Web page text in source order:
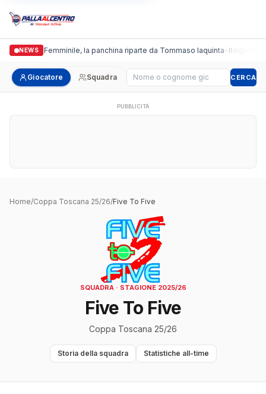
NEWS
Cus Pisa Femminile, la panchina riparte da Tommaso Iaquinta• Italgronda
Giocatore Squadra Cerca giocatore CERCA
PUBBLICITÀ
Home/Coppa Toscana 25/26/Five To Five
SQUADRA · STAGIONE 2025/26
Five To Five
Coppa Toscana 25/26
Storia della squadra Statistiche all-time